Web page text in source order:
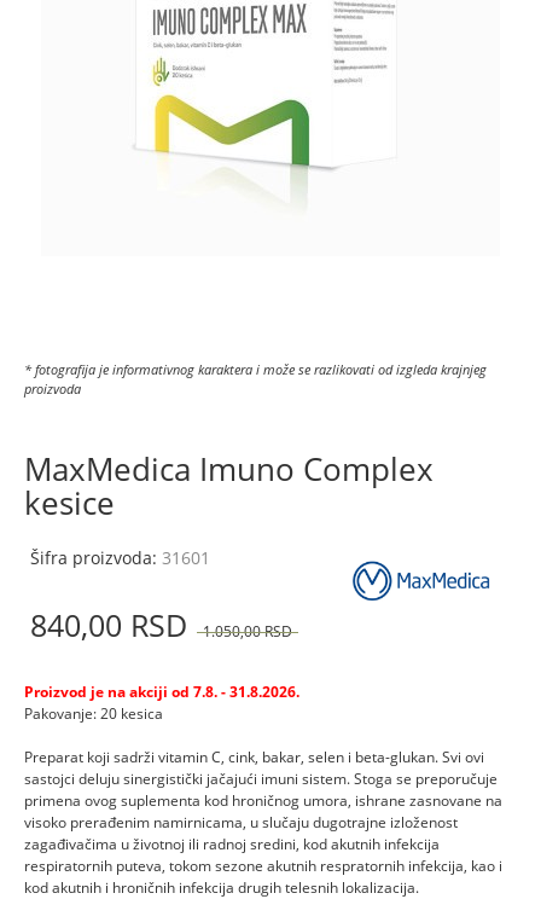
* fotografija je informativnog karaktera i može se razlikovati od izgleda krajnjeg
proizvoda
MaxMedica Imuno Complex
kesice
Šifra proizvoda: 31601
840,00 RSD 1.050,00RSD
Proizvod je na akciji od 7.8. - 31.8.2026.
Pakovanje: 20 kesica
Preparat koji sadrži vitamin C, cink, bakar, selen i beta-glukan. Svi ovi
sastojci deluju sinergistički jačajući imuni sistem. Stoga se preporučuje
primena ovog suplementa kod hroničnog umora, ishrane zasnovane na
visoko prerađenim namirnicama, u slučaju dugotrajne izloženost
zagađivačima u životnoj ili radnoj sredini, kod akutnih infekcija
respiratornih puteva, tokom sezone akutnih respratornih infekcija, kao i
kod akutnih i hroničnih infekcija drugih telesnih lokalizacija.